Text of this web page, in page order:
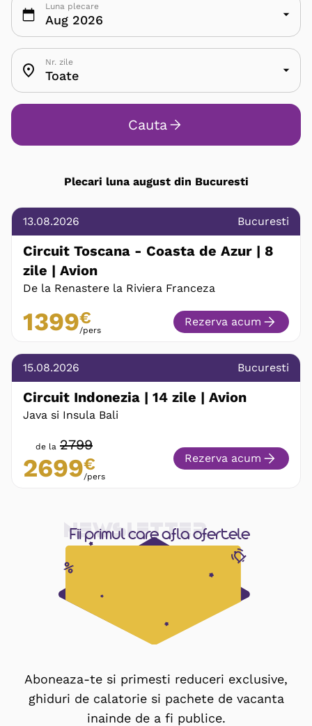
Luna plecare
Aug 2026
Nr. zile
Toate
Cauta
Plecari luna august din Bucuresti
13.08.2026 Bucuresti
Circuit Toscana - Coasta de Azur | 8
zile | Avion
De la Renastere la Riviera Franceza
1399€
/pers
Rezerva acum
15.08.2026 Bucuresti
Circuit Indonezia | 14 zile | Avion
Java si Insula Bali
de la 2799
2699€
/pers
Rezerva acum
Fii primul care afla ofertele
Newsletter
Aboneaza-te si primesti reduceri exclusive,
ghiduri de calatorie si pachete de vacanta
inainde de a fi publice.